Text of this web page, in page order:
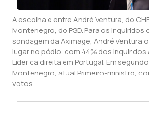
A escolha é entre André Ventura, do
Montenegro, do PSD. Para os inquiridos
sondagem da Aximage, André Ventura
lugar no pódio, com 44% dos
Líder da direita em Portugal. Em
Montenegro, atual Primeiro-ministro,
votos.